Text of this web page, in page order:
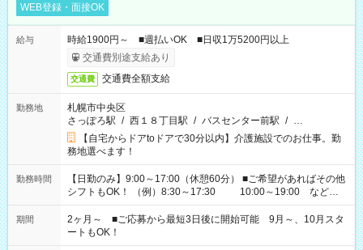
WEB登録・面接OK
給与
時給1900円～ ■週払いOK ■日収1万5200円以上
交通費別途支給あり
交通費 交通費全額支給
勤務地
札幌市中央区
さっぽろ駅 / 西１８丁目駅 / バスセンター前駅 / …
【自宅からドアtoドアで30分以内】介護施設でのお仕事。勤
務地選べます！
勤務時間
【日勤のみ】9:00～17:00（休憩60分） ■ご希望があればその他
シフトもOK！ （例）8:30～17:30 10:00～19:00 など
「家族とお休みを合わせたい」 「できれば残業はしたくない」
など、あなたのご希望に沿ったお仕事をご紹介します！ ※Wワ
ーク希望の方へ 今ご覧のお仕事で希望する勤務時間と、もう1つ
のお仕事の勤務時間。 合計で週40時間を超える場合は応募でき
期間
2ヶ月～ ■ご応募から最短3日後に開始可能 9月～、10月スタ
ートもOK！